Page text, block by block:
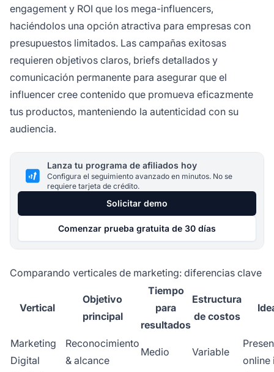
engagement y ROI que los mega-influencers,
haciéndolos una opción atractiva para empresas con
presupuestos limitados. Las campañas exitosas
requieren objetivos claros, briefs detallados y
comunicación permanente para asegurar que el
influencer cree contenido que promueva eficazmente
tus productos, manteniendo la autenticidad con su
audiencia.
Lanza tu programa de afiliados hoy
Configura el seguimiento avanzado en minutos. No se
requiere tarjeta de crédito.
Solicitar demo
Comenzar prueba gratuita de 30 días
Comparando verticales de marketing: diferencias clave
Vertical
Objetivo
principal
Tiempo
para
resultados
Estructura
de costos
Marketing
Digital
Reconocimiento
& alcance
Medio Variable
online